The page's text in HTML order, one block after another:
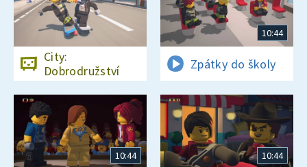
City:
Dobrodružství
10:44
Zpátky do školy
10:44 10:44